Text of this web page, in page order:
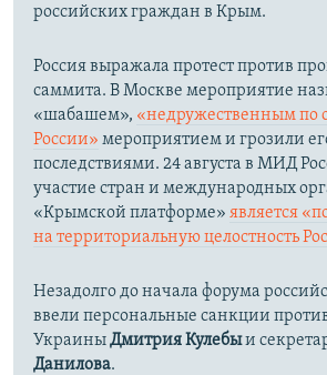
российских граждан в Крым.
Россия выражала протест против
саммита. В Москве мероприятие
«шабашем», «недружественным по
России» мероприятием и грозили
последствиями. 24 августа в МИД
участие стран и международных
«Крымской платформе» является
на территориальную целостность
Незадолго до начала форума
ввели персональные санкции
УкраиныДмитрия Кулебыи
Данилова.